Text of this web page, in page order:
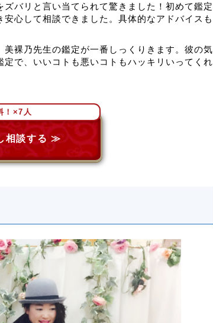
バリと言い当てられて驚きました！初めて鑑定
心して相談できました。具体的なアドバイスも
裸乃先生の鑑定が一番しっくりきます。彼の気
で、いいコトも悪いコトもハッキリいってくれ
！×7人
相談する ≫